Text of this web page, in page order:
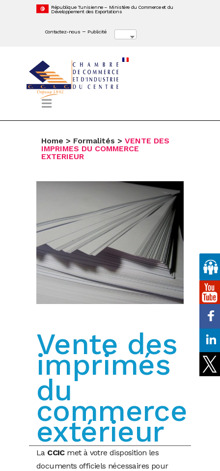
République Tunisienne – Ministère du Commerce et du
Développement des Exportations
Contactez-nous – Publicité
Home > Formalités > VENTE DES
IMPRIMES DU COMMERCE
EXTERIEUR
Vente des
imprimés
du
commerce
extérieur
La CCICmet à votre disposition les
documents officiels nécessaires pour